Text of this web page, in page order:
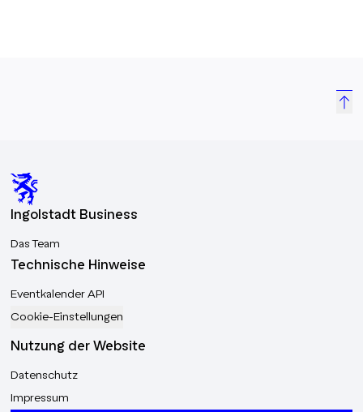
Ingolstadt Business
Das Team
Technische Hinweise
Eventkalender API
Cookie-Einstellungen
Nutzung der Website
Datenschutz
Impressum